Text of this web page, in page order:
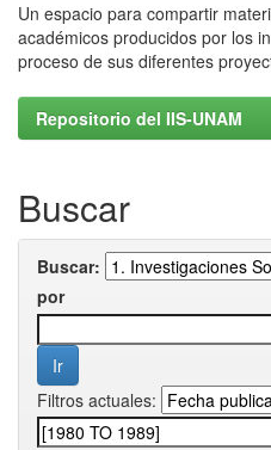
Un espacio para compartir
académicos producidos por los
proceso de sus diferentes
Repositorio del IIS-UNAM
Buscar
Buscar:
por
Filtros actuales: